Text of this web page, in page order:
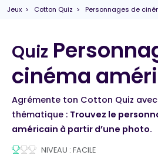
Jeux > Cotton Quiz > Personnages de
Quiz
cinéma
Agrémente ton Cotton Quiz
thématique : Trouvez le
américain à partir d’une photo.
NIVEAU : FACILE